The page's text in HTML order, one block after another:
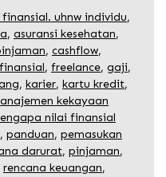
uhnw individu,
, asuransi kesehatan,
, cashflow,
finansial, freelance, gaji,
, karier, kartu kredit,
kekayaan
nilai finansial
, panduan, pemasukan
darurat, pinjaman,
rencana keuangan,